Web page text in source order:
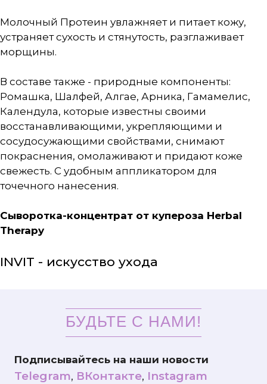
Молочный Протеин увлажняет и питает кожу,
устраняет сухость и стянутость, разглаживает
морщины.
В составе также - природные компоненты:
Ромашка, Шалфей, Алгае, Арника, Гамамелис,
Календула, которые известны своими
восстанавливающими, укрепляющими и
сосудосужающими свойствами, снимают
покраснения, омолаживают и придают коже
свежесть. С удобным аппликатором для
точечного нанесения.
Сыворотка-концентрат от купероза Herbal
Therapy
INVIT - искусство ухода
БУДЬТЕ С НАМИ!
Подписывайтесь на наши новости
Telegram, ВКонтакте, Instagram